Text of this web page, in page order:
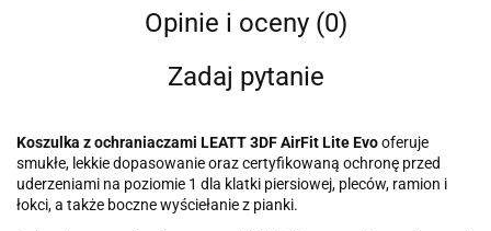
Opinie i oceny (0)
Zadaj pytanie
Koszulka z ochraniaczami LEATT 3DF AirFit Lite Evooferuje
smukłe, lekkie dopasowanie oraz certyfikowaną ochronę przed
uderzeniami na poziomie 1 dla klatki piersiowej, pleców, ramion i
łokci, a także boczne wyściełanie z pianki.